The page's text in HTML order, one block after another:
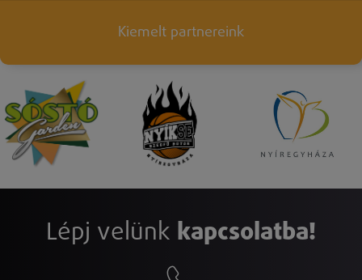
Kiemelt partnereink
Lépj velünk kapcsolatba!